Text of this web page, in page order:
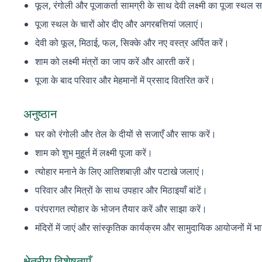
फूल, रंगोली और पूजाकर्ता सामग्री के साथ देवी लक्ष्मी का पूजा स्थल
पूजा स्थल के चारों ओर दीए और अगरबत्तियां जलाएं।
देवी को फूल, मिठाई, फल, सिक्के और नए वस्त्र अर्पित करें।
शाम को लक्ष्मी मंत्रों का जाप करें और आरती करें।
पूजा के बाद परिवार और मेहमानों में प्रसाद वितरित करें।
अनुष्ठान
घर को रंगोली और तेल के दीयों से सजाएँ और साफ करें।
शाम को शुभ मुहूर्त में लक्ष्मी पूजा करें।
त्योहार मनाने के लिए आतिशबाज़ी और पटाखे जलाएं।
परिवार और मित्रों के साथ उपहार और मिठाइयाँ बांटें।
परंपरागत त्योहार के भोजन तैयार करें और साझा करें।
मंदिरों में जाएं और सांस्कृतिक कार्यक्रम और सामुदायिक आयोजनों में